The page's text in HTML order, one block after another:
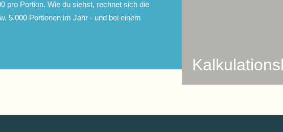
pro Portion. Wie du siehst, rechnet sich die
5.000 Portionen im Jahr - und bei einem